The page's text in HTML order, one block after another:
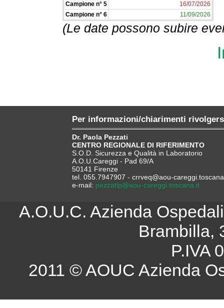
Campione n° 5
16/07/2026
Campione n° 6
11/09/2026
(Le date possono subire
Per informazioni/chiarimenti
Dr. Paola Pezzati
CENTRO REGIONALE DI RIFERIMENTO
S.O.D. Sicurezza e Qualità in Laboratorio
A.O.U.Careggi - Pad 69/A
50141 Firenze
tel. 055.7947907 - crrveq@aou-
e-mail: pezzatip@aou-careggi.toscana.it
A.O.U.C. Azienda
Brambilla,
P.IVA
2011 © AOUC Azienda